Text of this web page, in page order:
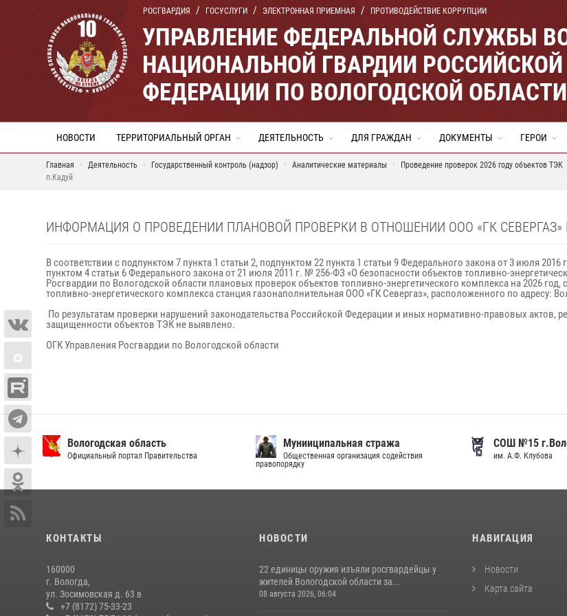
РОСГВАРДИЯ ГОСУСЛУГИ ЭЛЕКТРОННАЯ ПРИЕМНАЯ ПРОТИВОДЕЙСТВИЕ КОРРУПЦИИ
УПРАВЛЕНИЕ ФЕДЕРАЛЬНОЙ СЛУЖБЫ
НАЦИОНАЛЬНОЙ ГВАРДИИ РОССИЙСКОЙ
ФЕДЕРАЦИИ ПО ВОЛОГОДСКОЙ ОБЛАСТИ
НОВОСТИ ТЕРРИТОРИАЛЬНЫЙ ОРГАН ДЕЯТЕЛЬНОСТЬ ДЛЯ ГРАЖДАН ДОКУМЕНТЫ ГЕРОИ
Главная Деятельность Государственный контроль (надзор) Аналитические материалы Проведение проверок 2026 году объектов ТЭК
п.Кадуй
ИНФОРМАЦИЯ О ПРОВЕДЕНИИ ПЛАНОВОЙ ПРОВЕРКИ В ОТНОШЕНИИ ООО «ГК СЕВЕРГАЗ»
В соответствии с подпунктом 7 пункта 1 статьи 2, подпунктом 22 пункта 1 статьи 9 Федерального закона от 3 июля
пунктом 4 статьи 6 Федерального закона от 21 июля 2011 г. № 256-ФЗ «О безопасности объектов топливно-
Росгвардии по Вологодской области плановых проверок объектов топливно-энергетического комплекса на 2026
топливно-энергетического комплекса станция газонаполнительная ООО «ГК Севергаз», расположенного по адресу:
По результатам проверки нарушений законодательства Российской Федерации и иных нормативно-правовых актов,
защищенности объектов ТЭК не выявлено.
ОГК Управления Росгвардии по Вологодской области
Вологодская область
Официальный портал Правительства
Мунииципальная стража
Общественная организация содействия
правопорядку
СОШ №15
им. А.Ф. Клубова
КОНТАКТЫ
160000
г. Вологда,
ул. Зосимовская д. 63 в
+7 (8172) 75-33-23
НОВОСТИ
22 единицы оружия изъяли росгвардейцы у
жителей Вологодской области за...
08 августа 2026, 06:04
НАВИГАЦИЯ
Новости
Карта сайта